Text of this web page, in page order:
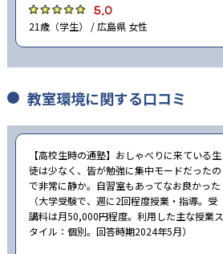
5.0
21歳（学生） / 広島県 女性
教室環境に関する口コミ
【高校生時の通塾】おしゃべりに来ている生
徒は少なく、皆が勉強に集中モードだったの
で非常に静か。自習室もあってなお良かった
（大学受験で、週に2回程度授業・指導。受
講料は月50,000円程度。利用した主な授業ス
タイル：個別。回答時期2024年5月）